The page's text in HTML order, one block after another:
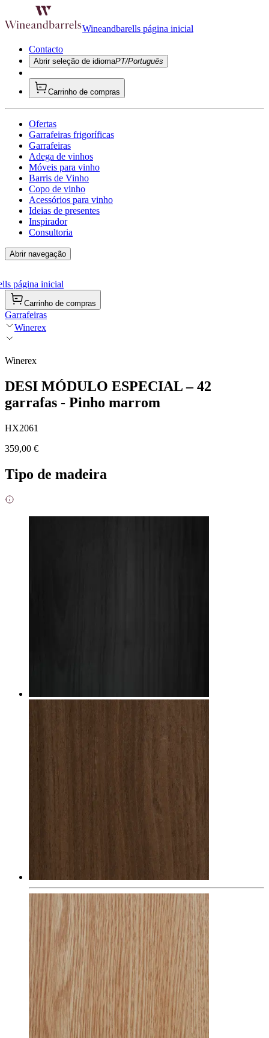
Wineandbarells página inicial
Contacto
Abrir seleção de idiomaPT/Português
Carrinho de compras
Ofertas
Garrafeiras frigoríficas
Garrafeiras
Adega de vinhos
Móveis para vinho
Barris de Vinho
Copo de vinho
Acessórios para vinho
Ideias de presentes
Inspirador
Consultoria
Abrir navegação
página inicial
Carrinho de compras
Garrafeiras
Winerex
Winerex
DESI MÓDULO ESPECIAL – 42
garrafas - Pinho marrom
HX2061
359,00 €
Tipo de madeira